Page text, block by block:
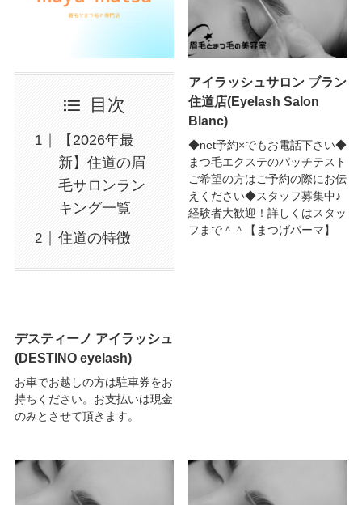
目次
【2026年最
新】住道の眉
毛サロンラン
キング一覧
住道の特徴
デスティーノ アイラッシュ
(DESTINO eyelash)
お車でお越しの方は駐車券をお
持ちください。お支払いは現金
のみとさせて頂きます。
アイラッシュサロン ブラン
住道店(Eyelash Salon
Blanc)
◆net予約×でもお電話下さい◆
まつ毛エクステのパッチテスト
ご希望の方はご予約の際にお伝
えください◆スタッフ募集中♪
経験者大歓迎！詳しくはスタッ
フまで＾＾【まつげパーマ】